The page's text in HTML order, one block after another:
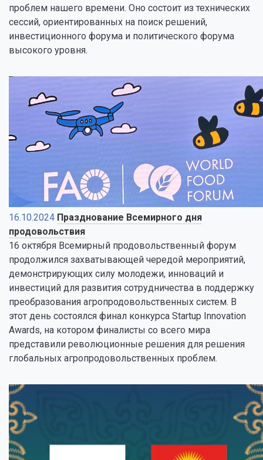
проблем нашего времени. Оно состоит из технических
сессий, ориентированных на поиск решений,
инвестиционного форума и политического форума
высокого уровня.
16.10.2024 Празднование Всемирного дня
продовольствия
16 октября Всемирный продовольственный форум
продолжился захватывающей чередой мероприятий,
демонстрирующих силу молодежи, инноваций и
инвестиций для развития сотрудничества в поддержку
преобразования агропродовольственных систем. В
этот день состоялся финал конкурса Startup Innovation
Awards, на котором финалисты со всего мира
представили революционные решения для решения
глобальных агропродовольственных проблем.